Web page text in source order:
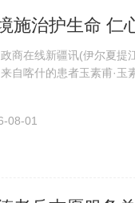
施治护生命 仁
在线新疆讯(伊尔夏提江
自喀什的患者玉素甫·
08-01